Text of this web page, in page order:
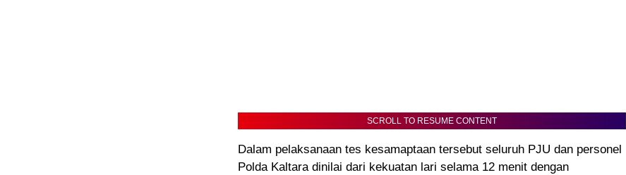
SCROLL TO RESUME CONTENT
Dalam pelaksanaan tes kesamaptaan tersebut seluruh PJU dan personel
Polda Kaltara dinilai dari kekuatan lari selama 12 menit dengan